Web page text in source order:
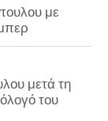
με
μετά τη
του